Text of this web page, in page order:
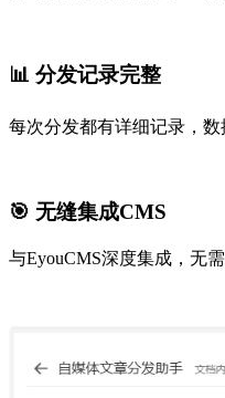
📊 分发记录完整
每次分发都有详细记录，
🎯 无缝集成CMS
与EyouCMS深度集成，无